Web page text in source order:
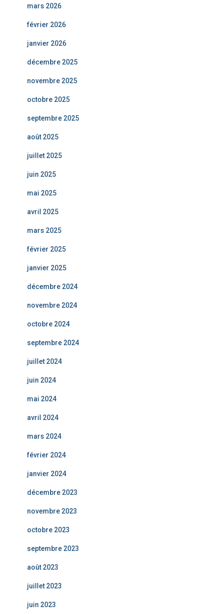
mars 2026
février 2026
janvier 2026
décembre 2025
novembre 2025
octobre 2025
septembre 2025
août 2025
juillet 2025
juin 2025
mai 2025
avril 2025
mars 2025
février 2025
janvier 2025
décembre 2024
novembre 2024
octobre 2024
septembre 2024
juillet 2024
juin 2024
mai 2024
avril 2024
mars 2024
février 2024
janvier 2024
décembre 2023
novembre 2023
octobre 2023
septembre 2023
août 2023
juillet 2023
juin 2023